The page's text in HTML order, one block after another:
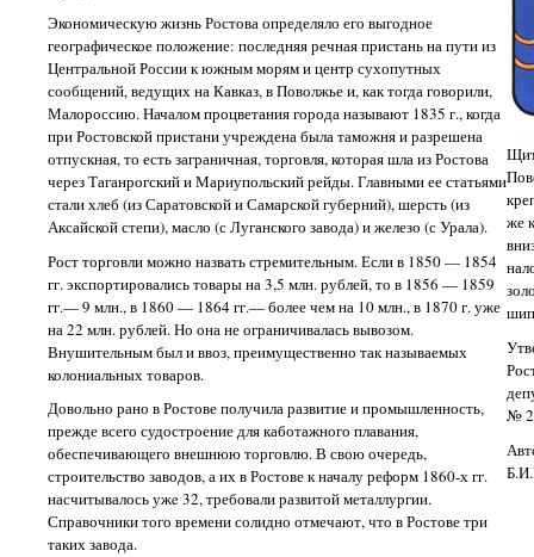
Экономическую жизнь Ростова определяло его выгодное
географическое положение: последняя речная пристань на пути из
Центральной России к южным морям и центр сухопутных
сообщений, ведущих на Кавказ, в Поволжье и, как тогда говорили,
Малороссию. Началом процветания города называют 1835 г., когда
при Ростовской пристани учреждена была таможня и разрешена
отпускная, то есть заграничная, торговля, которая шла из Ростова
через Таганрогский и Мариупольский рейды. Главными ее статьями
стали хлеб (из Саратовской и Самарской губерний), шерсть (из
Аксайской степи), масло (с Луганского завода) и железо (с Урала).
Рост торговли можно назвать стремительным. Если в 1850 — 1854
гг. экспортировались товары на 3,5 млн. рублей, то в 1856 — 1859
гг.— 9 млн., в 1860 — 1864 гг.— более чем на 10 млн., в 1870 г. уже
на 22 млн. рублей. Но она не ограничивалась вывозом.
Внушительным был и ввоз, преимущественно так называемых
колониальных товаров.
Довольно рано в Ростове получила развитие и промышленность,
прежде всего судостроение для каботажного плавания,
обеспечивающего внешнюю торговлю. В свою очередь,
строительство заводов, а их в Ростове к началу реформ 1860-х гг.
насчитывалось ужe 32, требовали развитой металлургии.
Справочники того времени солидно отмечают, что в Ростове три
таких завода.
же
№